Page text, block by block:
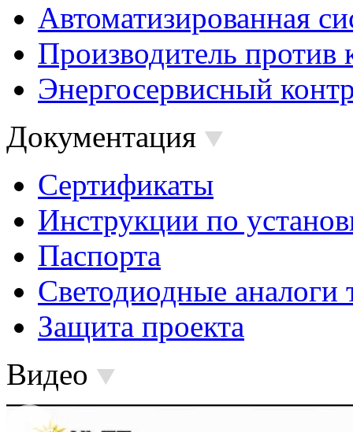
Автоматизированная
Производитель против
Энергосервисный
Документация
Сертификаты
Инструкции по
Паспорта
Светодиодные аналоги
Защита проекта
Видео